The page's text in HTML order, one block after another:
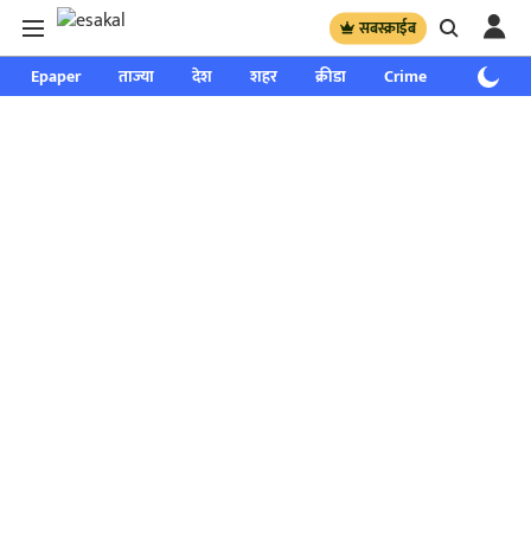
सबस्क्राईब
Epaper ताज्या देश शहर क्रीडा Crime साप्ताहिक